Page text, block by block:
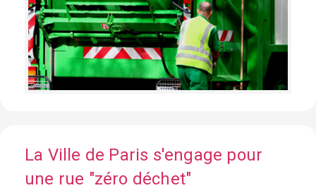
La Ville de Paris s'engage pour
une rue "zéro déchet"